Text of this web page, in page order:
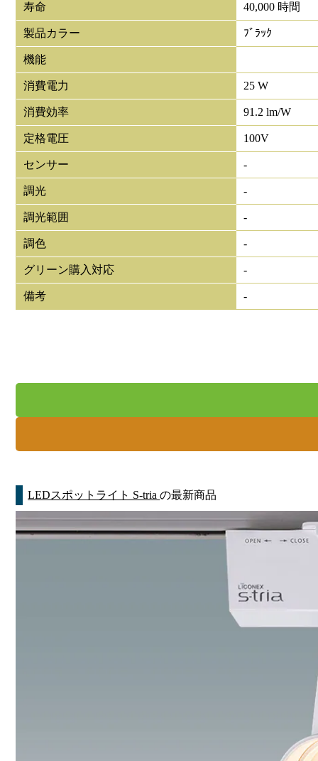
寿命 40,000 時間
製品カラー ﾌﾞﾗｯｸ
機能
消費電力 25 W
消費効率 91.2 lm/W
定格電圧 100V
センサー -
調光 -
調光範囲 -
調色 -
グリーン購入対応 -
備考 -
LEDスポットライト S-triaの最新商品